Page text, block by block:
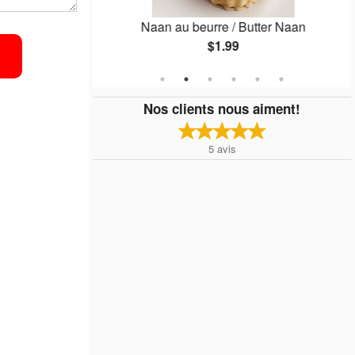
Naan au beurre / Butter Naan
$1.99
Nos clients nous aiment!
5 avis